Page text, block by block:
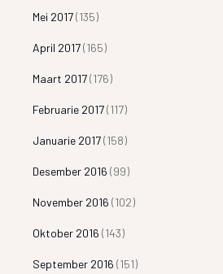
Mei 2017(135)
April 2017(165)
Maart 2017(176)
Februarie 2017(117)
Januarie 2017(158)
Desember 2016 (99)
November 2016 (102)
Oktober 2016 (143)
September 2016 (151)